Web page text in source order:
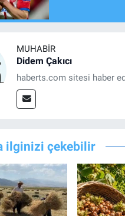
MUHABIR
Didem Çakıcı
haberts.com sitesi haber
ilginizi çekebilir